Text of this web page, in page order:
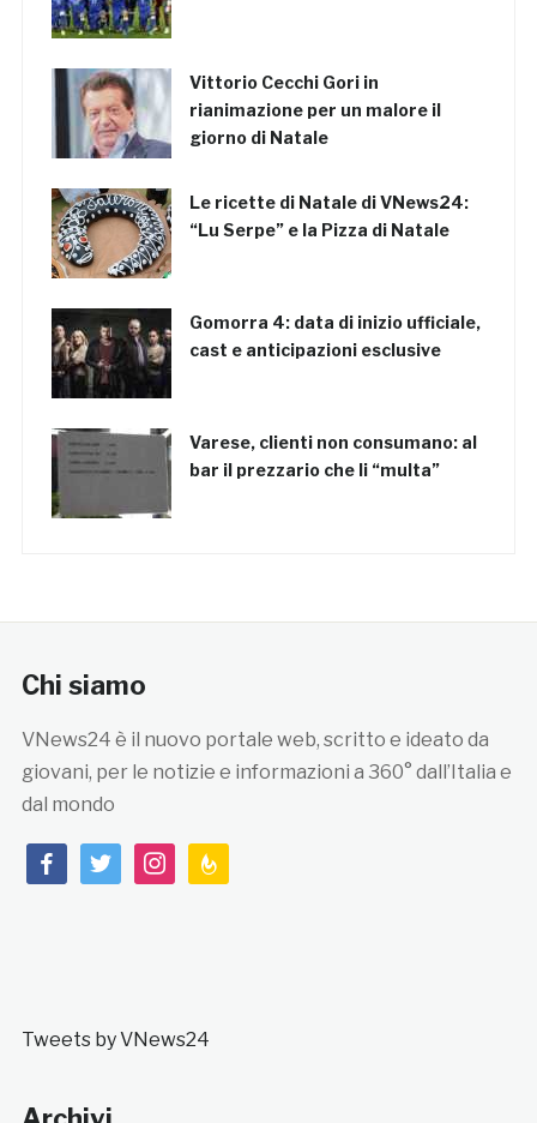
Vittorio Cecchi Gori in
rianimazione per un malore il
giorno di Natale
Le ricette di Natale di VNews24:
“Lu Serpe” e la Pizza di Natale
Gomorra 4: data di inizio ufficiale,
cast e anticipazioni esclusive
Varese, clienti non consumano: al
bar il prezzario che li “multa”
Chi siamo
VNews24 è il nuovo portale web, scritto e ideato da
giovani, per le notizie e informazioni a 360° dall’Italia e
dal mondo
facebooktwitterinstagramfeedburner
Tweets by VNews24